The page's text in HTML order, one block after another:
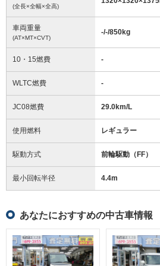
(全長×全幅×全高)
車両重量
(AT×MT×CVT)
-/-/850kg
10・15燃費 -
WLTC燃費 -
JC08燃費 29.0km/L
使用燃料 レギュラー
駆動方式 前輪駆動（FF）
最小回転半径 4.4m
あなたにおすすめの中古車情報